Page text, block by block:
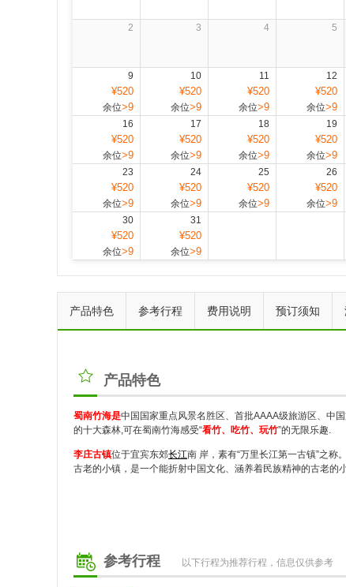
2 3 4 5
9
¥520
余位>9
10
¥520
余位>9
11
¥520
余位>9
12
¥520
余位>9
16
¥520
余位>9
17
¥520
余位>9
18
¥520
余位>9
19
¥520
余位>9
23
¥520
余位>9
24
¥520
余位>9
25
¥520
余位>9
26
¥520
余位>9
30
¥520
余位>9
31
¥520
余位>9
产品特色 参考行程 费用说明 预订须知
产品特色
蜀南竹海是中国国家重点风景名胜区、首批AAAA级旅游区、中
的十大森林,可在蜀南竹海感受“看竹、吃竹、玩竹”的无限乐趣.
李庄古镇位于宜宾东郊长江南 岸，素有“万里长江第一古镇”之
古老的小镇，是一个能折射中国文化、涵养着民族精神的古老
参考行程 以下行程为推荐行程，信息仅供参考